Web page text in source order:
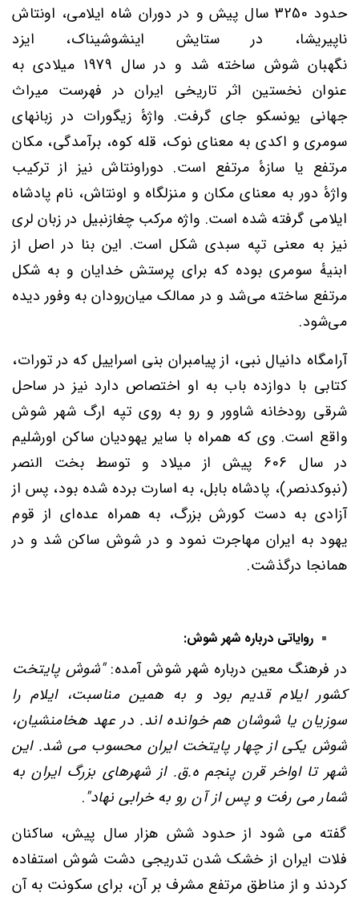
حدود 3250سال پیش و در دوران شاه ایلامی، اونتاش
ناپیریشا، در ستایش اینشوشیناک،
ایزد
نگهبان شوش ساخته شد و در سال 1979 میلادی به
‌عنوان نخستین اثر تاریخی ایران در فهرست میراث
جهانی یونسکو جای گرفت. واژهٔ زیگورات در زبانهای
سومری و اکدی به معنای نوک، قله کوه، برآمدگی، مکان
مرتفع یا سازهٔ مرتفع است. دوراونتاش نیز از ترکیب
واژهٔ دور به معنای مکان و منزلگاه و اونتاش، نام پادشاه
ایلامی گرفته شده است. واژه مرکب چغازنبیل در زبان لری
نیز به معنی تپه سبدی شکل است. این بنا در اصل از
ابنیهٔ سومری بوده که برای پرستش خدایان و به شکل
مرتفع ساخته می‌شد و در ممالک میان‌رودان به وفور دیده
می‌شود.
آرامگاه دانیال نبی، از پیامبران بنی اسراییل که در تورات،
کتابی با دوازده باب به او اختصاص دارد نیز در ساحل
شرقی رودخانه شاوور و رو به روی تپه ارگ شهر شوش
واقع است. وی که همراه با سایر یهودیان ساکن اورشلیم
در سال 606 پیش از میلاد و توسط بخت النصر
(نبوکدنصر)، پادشاه بابل، به اسارت برده شده بود، پس از
آزادی به دست کورش بزرگ، به همراه عده‌ای از قوم
یهود به ایران مهاجرت نمود و در شوش ساکن شد و در
همانجا درگذشت.
روایاتی درباره شهر شوش:
در فرهنگ معین درباره شهر شوش آمده:"شوش پایتخت
کشور ایلام قدیم بود و به همین مناسبت، ایلام را
سوزیان یا شوشان هم خوانده اند. در عهد هخامنشیان،
شوش یکی از چهار پایتخت ایران محسوب می شد. این
شهر تا اواخر قرن پنجم ه.ق. از شهرهای بزرگ ایران به
شمار می رفت و پس از آن رو به خرابی نهاد".
گفته می شود از حدود شش هزار سال پیش، ساکنان
فلات ایران از خشک شدن تدریجی دشت شوش استفاده
کردند و از مناطق مرتفع مشرف بر آن، برای سکونت به آن